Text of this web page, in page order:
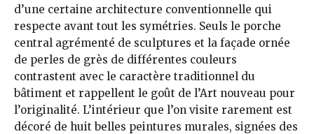
d’une certaine architecture conventionnelle qui
respecte avant tout les symétries. Seuls le porche
central agrémenté de sculptures et la façade ornée
de perles de grès de différentes couleurs
contrastent avec le caractère traditionnel du
bâtiment et rappellent le goût de l’Art nouveau pour
l’originalité. L’intérieur que l’on visite rarement est
décoré de huit belles peintures murales, signées des